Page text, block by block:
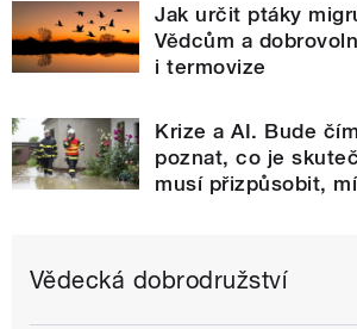
Jak určit ptáky
Vědcům a
i termovize
Krize a AI. Bude
poznat, co je
musí přizpůsobit,
Vědecká dobrodružství